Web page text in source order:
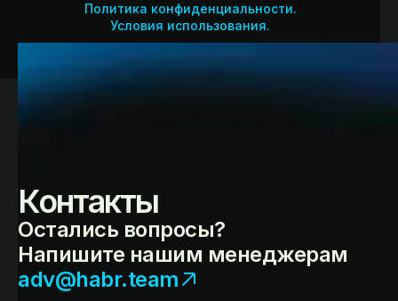
Политика конфиденциальности.
Условия использования.
Контакты
Остались вопросы?
Напишите нашим менеджерам
adv@habr.team